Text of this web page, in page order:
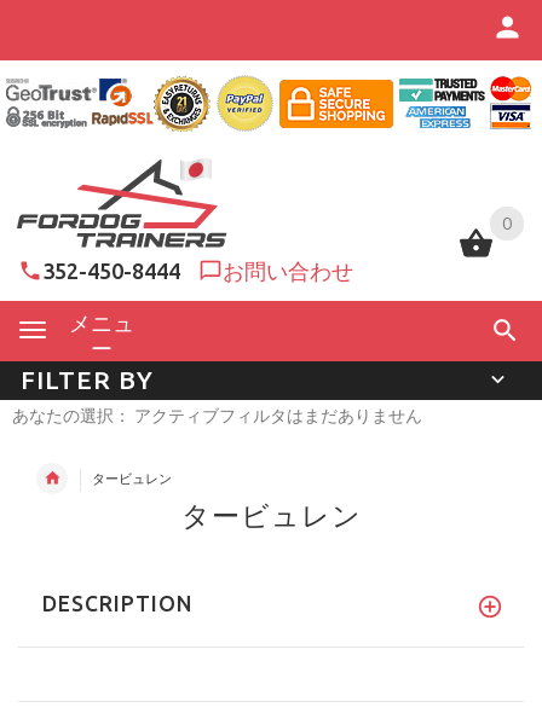
0
352-450-8444 お問い合わせ
メニュ
ー
0
FILTER BY
あなたの選択： アクティブフィルタはまだありません
タービュレン
タービュレン
DESCRIPTION